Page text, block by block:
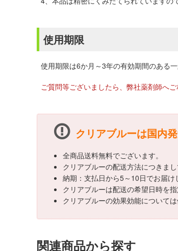
使用期限
使用期限は6か月～3年の有効期間のある
ご質問等ございましたら、弊社薬剤師へご
クリアブルーは国内発
全商品送料無料でございます。
クリアブルーの配送方法につきま
納期：支払日から5～10日でお届け
クリアブルーは配送の希望日時を
クリアブルーの効果効能について
関連商品から探す